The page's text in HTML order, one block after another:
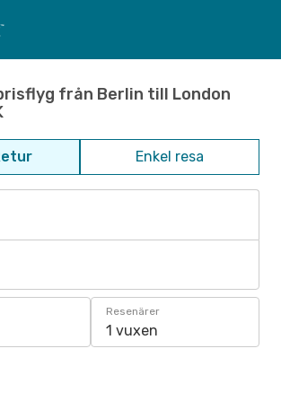
från Berlin till London
Enkel resa
Resenärer
1 vuxen